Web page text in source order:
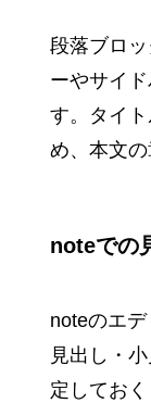
段落ブロ
ーやサイ
す。タイ
め、本文の
noteでの
noteのエ
見出し・
定してお